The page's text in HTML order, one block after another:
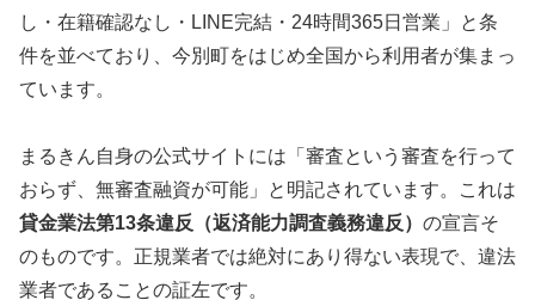
し・在籍確認なし・LINE完結・24時間365日営業」と条
件を並べており、今別町をはじめ全国から利用者が集まっ
ています。
まるきん自身の公式サイトには「審査という審査を行って
おらず、無審査融資が可能」と明記されています。これは
貸金業法第13条違反（返済能力調査義務違反） の宣言そ
のものです。正規業者では絶対にあり得ない表現で、違法
業者であることの証左です。